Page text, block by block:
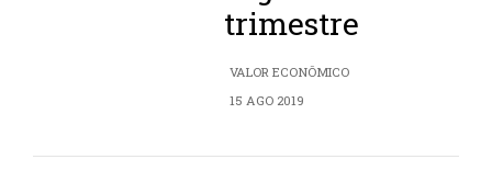
trimestre
VALOR ECONÔMICO
15 AGO 2019